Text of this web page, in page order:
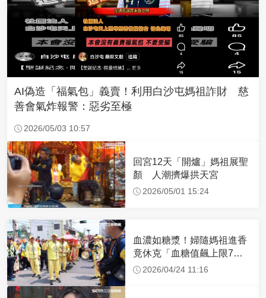
AI偽造「福氣包」義賣！利用白沙屯媽祖詐財 慈
善會氣炸報警：惡劣至極
2026/05/03 10:57
回宮12天「開爐」媽祖展聖
顏 人潮擠爆拱天宮
2026/05/01 15:24
血濃如糖漿！婦隨媽祖進香
竟休克「血糖值飆上限7
倍」 醫曝原因
2026/04/24 11:16